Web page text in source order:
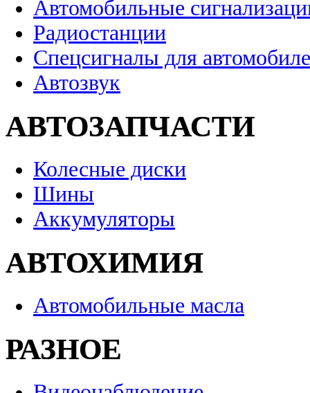
Автомобильные
Радиостанции
Спецсигналы для
Автозвук
АВТОЗАПЧАСТИ
Колесные диски
Шины
Аккумуляторы
АВТОХИМИЯ
Автомобильные масла
РАЗНОЕ